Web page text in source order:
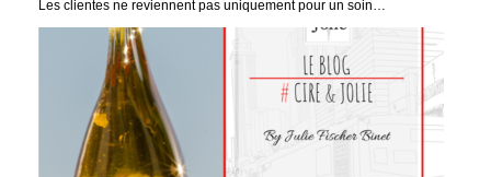
Les clientes ne reviennent pas uniquement pour un soin…